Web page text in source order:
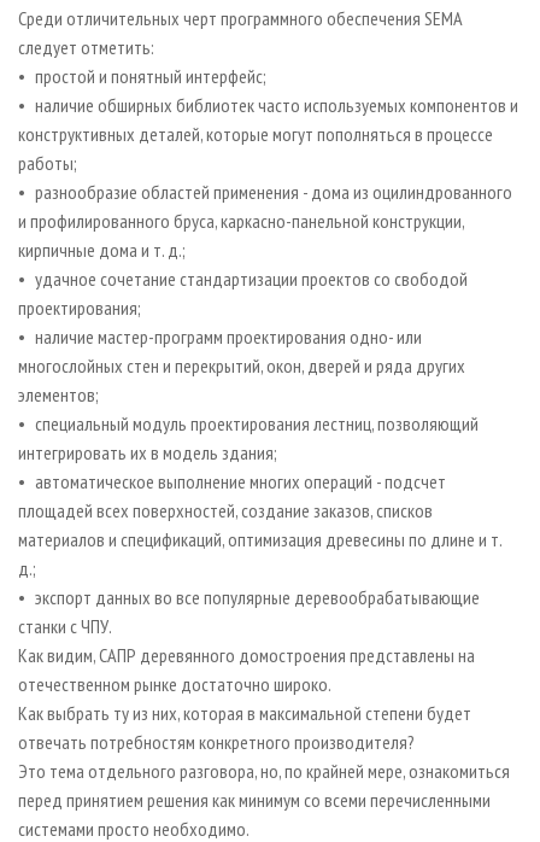
Среди отличительных черт программного обеспечения SEMA
следует отметить:
• простой и понятный интерфейс;
• наличие обширных библиотек часто используемых компонентов и
конструктивных деталей, которые могут пополняться в процессе
работы;
• разнообразие областей применения - дома из оцилиндрованного
и профилированного бруса, каркасно-панельной конструкции,
кирпичные дома и т. д.;
• удачное сочетание стандартизации проектов со свободой
проектирования;
• наличие мастер-программ проектирования одно- или
многослойных стен и перекрытий, окон, дверей и ряда других
элементов;
• специальный модуль проектирования лестниц, позволяющий
интегрировать их в модель здания;
• автоматическое выполнение многих операций - подсчет
площадей всех поверхностей, создание заказов, списков
материалов и спецификаций, оптимизация древесины по длине и т.
д.;
• экспорт данных во все популярные деревообрабатывающие
станки с ЧПУ.
Как видим, САПР деревянного домостроения представлены на
отечественном рынке достаточно широко.
Как выбрать ту из них, которая в максимальной степени будет
отвечать потребностям конкретного производителя?
Это тема отдельного разговора, но, по крайней мере, ознакомиться
перед принятием решения как минимум со всеми перечисленными
системами просто необходимо.